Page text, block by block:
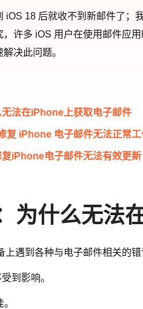
iOS 18 后就收不到新邮件了；
许多 iOS 用户在使用邮件应
决此问题。
法在iPhone上获取电子邮件
复 iPhone 电子邮件无法正常工
iPhone电子邮件无法有效更新
为什么无法
上遇到各种与电子邮件相关的
到影响。